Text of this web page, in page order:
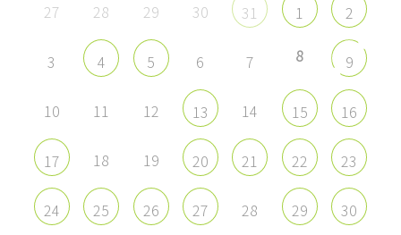
27 28 29 30 31 1 2
3 4 5 6 7 8 9
10 11 12 13 14 15 16
17 18 19 20 21 22 23
24 25 26 27 28 29 30